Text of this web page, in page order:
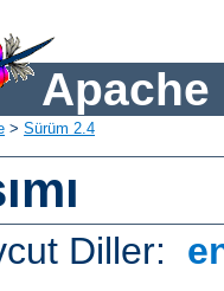
Apache
> Sürüm 2.4
Diller: